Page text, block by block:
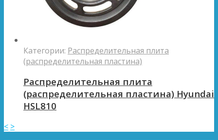
Категории: Распределительная плита
(распределительная пластина)
Распределительная плита
(распределительная пластина) Hyundai
HSL810
< >